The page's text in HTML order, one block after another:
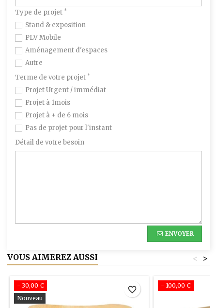
Type de projet *
Stand & exposition
PLV Mobile
Aménagement d'espaces
Autre
Terme de votre projet *
Projet Urgent / immédiat
Projet à 1mois
Projet à + de 6 mois
Pas de projet pour l'instant
Détail de votre besoin
ENVOYER
VOUS AIMEREZ AUSSI >
<
- 30,00 €
Nouveau
favorite_border - 100,00 €